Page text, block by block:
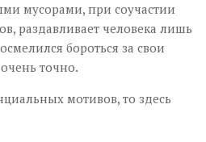
мусорами, при соучастии
раздавливает человека лишь
бороться за свои
точно.
мотивов, то здесь